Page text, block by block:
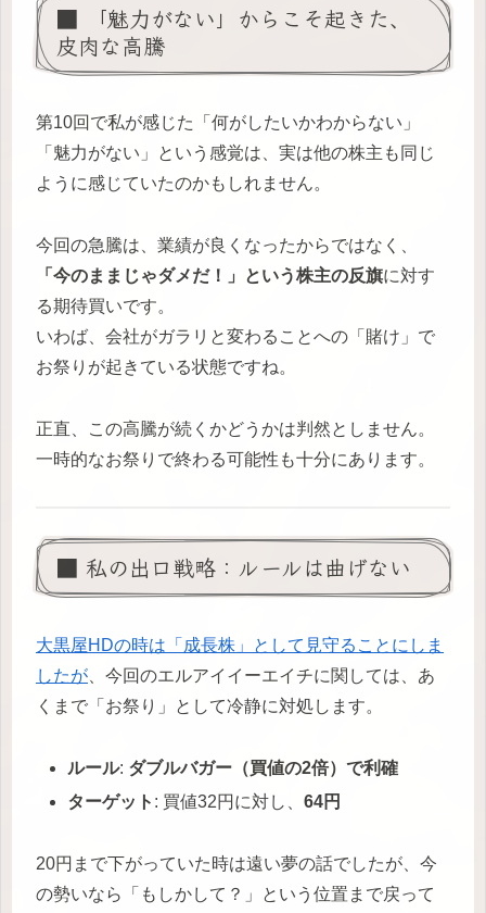
■ 「魅力がない」からこそ起きた、
皮肉な高騰
第10回で私が感じた「何がしたいかわからない」
「魅力がない」という感覚は、実は他の株主も同じ
ように感じていたのかもしれません。
今回の急騰は、業績が良くなったからではなく、
「今のままじゃダメだ！」という株主の反旗に対す
る期待買いです。
いわば、会社がガラリと変わることへの「賭け」で
お祭りが起きている状態ですね。
正直、この高騰が続くかどうかは判然としません。
一時的なお祭りで終わる可能性も十分にあります。
■ 私の出口戦略：ルールは曲げない
大黒屋HDの時は「成長株」として見守ることにしま
したが 、今回のエルアイイーエイチに関しては、あ
くまで「お祭り」として冷静に対処します。
ルール: ダブルバガー（買値の2倍）で利確
ターゲット : 買値32円に対し、64円
20円まで下がっていた時は遠い夢の話でしたが、今
の勢いなら「もしかして？」という位置まで戻って